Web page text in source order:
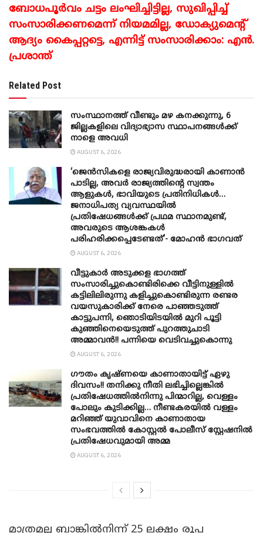
ബോധപൂർവം ചട്ടം ലംഘിച്ചിട്ടില്ല, സുഖിപ്പിച്ച്
സംസാരിക്കണമെന്ന് നിയമമില്ല, ഡോക്യുമെന്റ്
ആദ്യം കൈപ്പറ്റട്ടെ, എന്നിട്ട് സംസാരിക്കാം: എൻ.
പ്രശാന്ത്
Related Post
സംസ്ഥാനത്ത് വീണ്ടും മഴ കനക്കുന്നു, 6
ജില്ലകളിലെ വിദ്യാഭ്യാസ സ്ഥാപനങ്ങൾക്ക്
നാളെ അവധി
AUGUST 6, 2026
‘ജെൻസികളെ രാജ്യവിരുദ്ധരായി കാണാൻ
പാടില്ല, അവർ രാജ്യത്തിന്റെ സ്വന്തം
ആളുകൾ, ഭാവിയുടെ പ്രതിനിധികൾ…
ജനാധിപത്യ വ്യവസ്ഥയിൽ
പ്രതിഷേധങ്ങൾക്ക് പ്രഥമ സ്ഥാനമുണ്ട്,
അവരുടെ ആശങ്കകൾ
പരിഹരിക്കപ്പെടേണ്ടത്’- മോഹൻ ഭാ​ഗവത്
AUGUST 6, 2026
വീട്ടുകാർ അ‌ടുക്കള ഭാ​ഗത്ത്
സംസാരിച്ചുകൊണ്ടിരിക്കെ വീട്ടിനുള്ളിൽ
കട്ടിലിലിരുന്നു കളിച്ചുകൊണ്ടിരുന്ന രണ്ടര
വയസുകാരിക്ക് നേരെ പാഞ്ഞടുത്ത്
കാട്ടുപന്നി, ‍ഞൊടിയി‌ടയിൽ മുറി പൂട്ടി
കുഞ്ഞിനെയെടുത്ത് പുറത്തുചാടി
അമ്മാവൻ!! പന്നിയെ വെടിവച്ചുകൊന്നു
AUGUST 6, 2026
ഗൗതം കൃഷ്ണയെ കാണാതായിട്ട് ഏഴു
ദിവസം!! തനിക്കു നീതി ലഭിച്ചില്ലെങ്കിൽ
പ്രതിഷേധത്തിൽനിന്നു പിന്മാറില്ല, വെള്ളം
പോലും കുടിക്കില്ല… നീണ്ടകരയിൽ വള്ളം
മറിഞ്ഞ് യുവാവിനെ കാണാതായ
സംഭവത്തിൽ കോസ്റ്റൽ പോലീസ് സ്റ്റേഷനിൽ
പ്രതിഷേധവുമായി അമ്മ
AUGUST 6, 2026
മാത്രമല്ല ബാങ്കിൽനിന്ന് 25 ലക്ഷം രൂപ